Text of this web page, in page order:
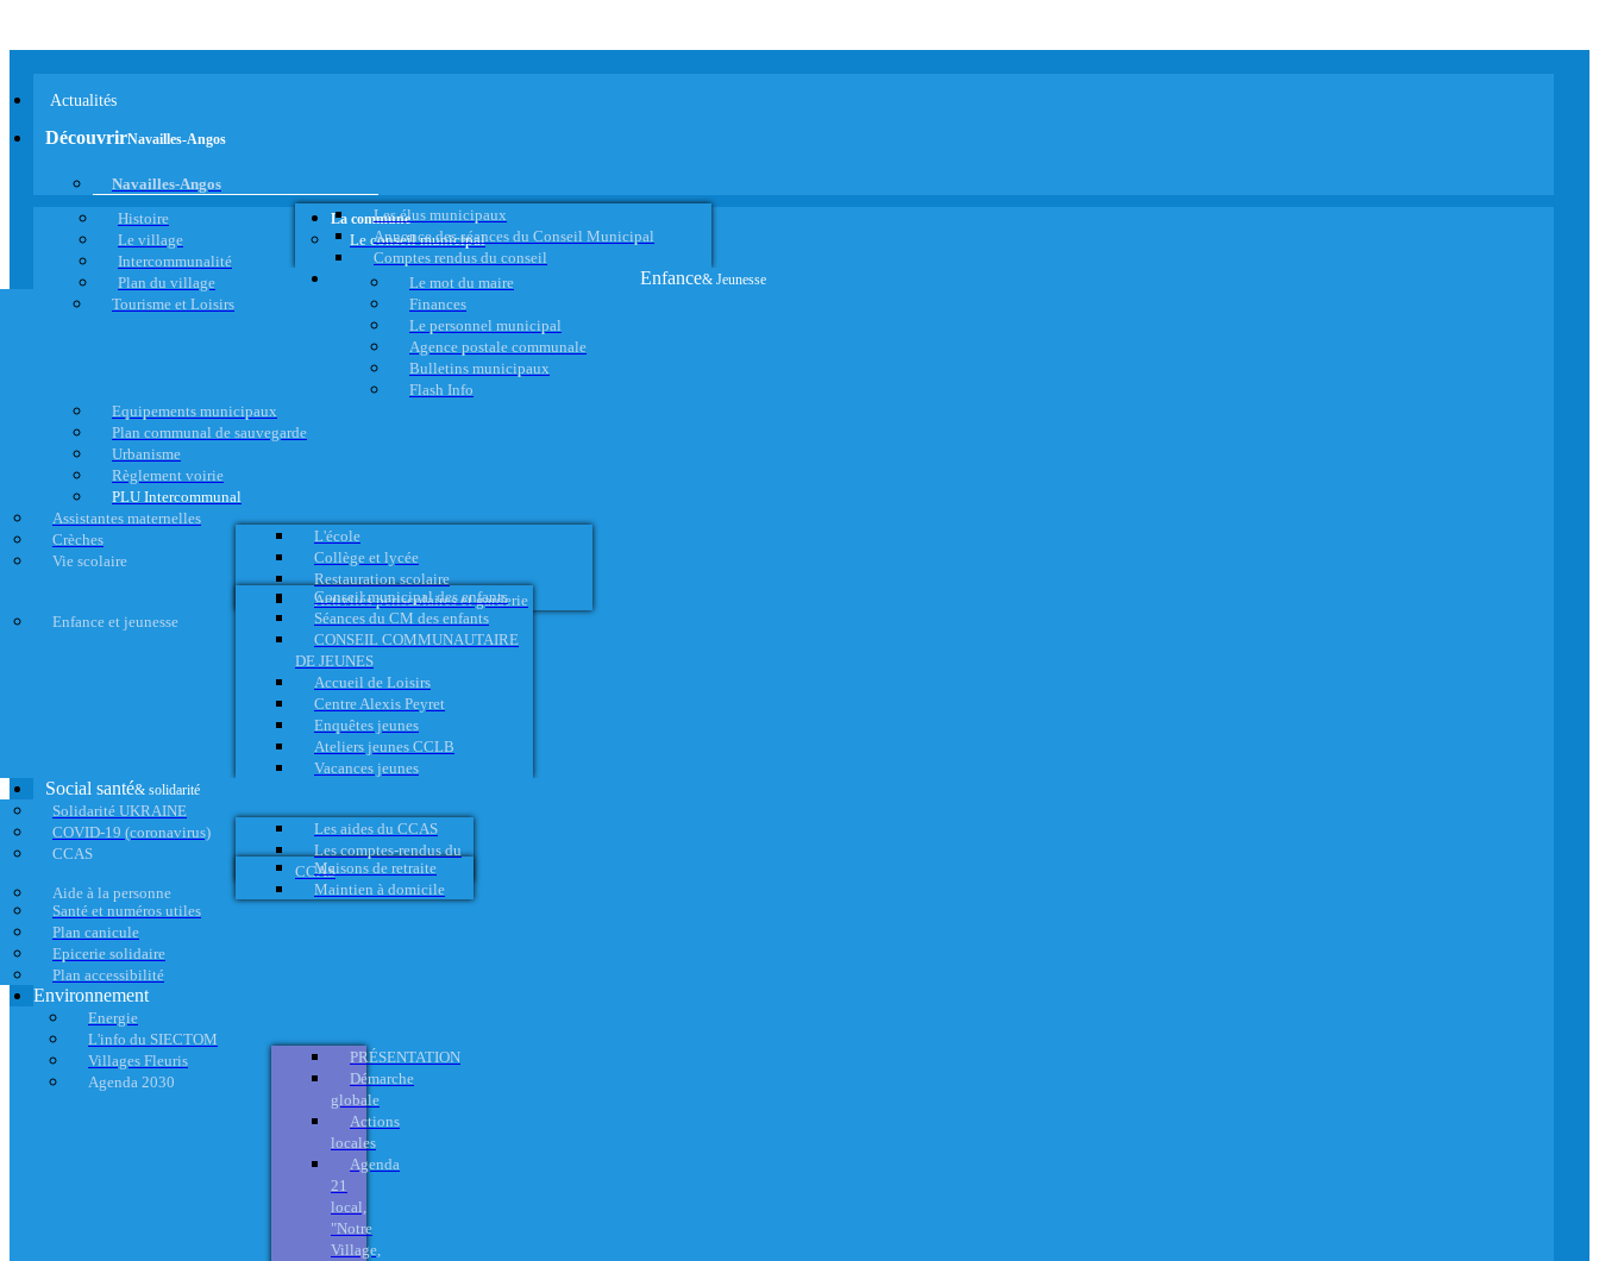
Actualités
DécouvrirNavailles-Angos
Navailles-Angos
Histoire
Le village
Intercommunalité
Plan du village
Tourisme et Loisirs
La commune
Le conseil municipal
Les élus municipaux
Annonce des séances du Conseil Municipal
Comptes rendus du conseil
Le mot du maire
Finances
Le personnel municipal
Agence postale communale
Bulletins municipaux
Flash Info
Equipements municipaux
Plan communal de sauvegarde
Urbanisme
Règlement voirie
PLU Intercommunal
Enfance& Jeunesse
Assistantes maternelles
Crèches
Vie scolaire
L'école
Collège et lycée
Restauration scolaire
Activités périscolaires et garderie
Enfance et jeunesse
Conseil municipal des enfants
Séances du CM des enfants
CONSEIL COMMUNAUTAIRE
DE JEUNES
Accueil de Loisirs
Centre Alexis Peyret
Enquêtes jeunes
Ateliers jeunes CCLB
Vacances jeunes
Social santé& solidarité
Solidarité UKRAINE
COVID-19 (coronavirus)
CCAS
Les aides du CCAS
Les comptes-rendus du
CCAS
Aide à la personne
Maisons de retraite
Maintien à domicile
Santé et numéros utiles
Plan canicule
Epicerie solidaire
Plan accessibilité
Environnement
Energie
L'info du SIECTOM
Villages Fleuris
Agenda 2030
PRÉSENTATION
Démarche
globale
Actions
locales
Agenda
21
local,
"Notre
Village,